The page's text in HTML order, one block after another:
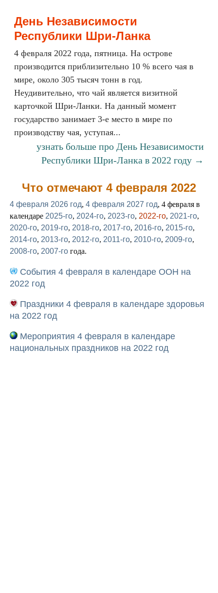
День Независимости
Республики Шри-Ланка
4 февраля 2022 года, пятница. На острове
производится приблизительно 10 % всего чая в
мире, около 305 тысяч тонн в год.
Неудивительно, что чай является визитной
карточкой Шри-Ланки. На данный момент
государство занимает 3-е место в мире по
производству чая, уступая...
узнать больше про День Независимости
Республики Шри-Ланка в 2022 году →
Что отмечают 4 февраля 2022
4 февраля 2026 год, 4 февраля 2027 год, 4 февраля в
календаре 2025-го, 2024-го, 2023-го, 2022-го, 2021-го,
2020-го, 2019-го, 2018-го, 2017-го, 2016-го, 2015-го,
2014-го, 2013-го, 2012-го, 2011-го, 2010-го, 2009-го,
2008-го, 2007-го года.
События 4 февраля в календаре ООН на
2022 год
Праздники 4 февраля в календаре здоровья
на 2022 год
Мероприятия 4 февраля в календаре
национальных праздников на 2022 год